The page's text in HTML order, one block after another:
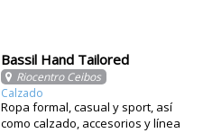
Bassil Hand Tailored
Riocentro Ceibos
Calzado
Ropa formal, casual y sport, así
como calzado, accesorios y línea